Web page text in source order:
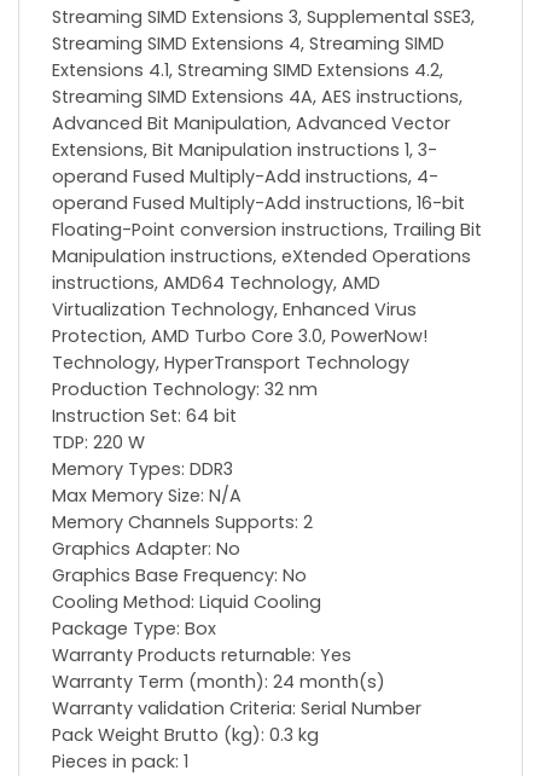
Streaming SIMD Extensions 3, Supplemental SSE3,
Streaming SIMD Extensions 4, Streaming SIMD
Extensions 4.1, Streaming SIMD Extensions 4.2,
Streaming SIMD Extensions 4A, AES instructions,
Advanced Bit Manipulation, Advanced Vector
Extensions, Bit Manipulation instructions 1, 3-
operand Fused Multiply-Add instructions, 4-
operand Fused Multiply-Add instructions, 16-bit
Floating-Point conversion instructions, Trailing Bit
Manipulation instructions, eXtended Operations
instructions, AMD64 Technology, AMD
Virtualization Technology, Enhanced Virus
Protection, AMD Turbo Core 3.0, PowerNow!
Technology, HyperTransport Technology
Production Technology: 32 nm
Instruction Set: 64 bit
TDP: 220 W
Memory Types: DDR3
Max Memory Size: N/A
Memory Channels Supports: 2
Graphics Adapter: No
Graphics Base Frequency: No
Сooling Method: Liquid Cooling
Package Type: Box
Warranty Products returnable: Yes
Warranty Term (month): 24 month(s)
Warranty validation Criteria: Serial Number
Pack Weight Brutto (kg): 0.3 kg
Pieces in pack: 1